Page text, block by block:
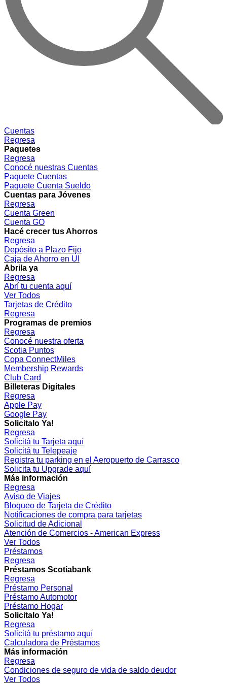
Cuentas
Regresa
Paquetes
Regresa
Conocé nuestras Cuentas
Paquete Cuentas
Paquete Cuenta Sueldo
Cuentas para Jóvenes
Regresa
Cuenta Green
Cuenta GO
Hacé crecer tus Ahorros
Regresa
Depósito a Plazo Fijo
Caja de Ahorro en UI
Abrila ya
Regresa
Abrí tu cuenta aquí
Ver Todos
Tarjetas de Crédito
Regresa
Programas de premios
Regresa
Conocé nuestra oferta
Scotia Puntos
Copa ConnectMiles
Membership Rewards
Club Card
Billeteras Digitales
Regresa
Apple Pay
Google Pay
Solicitalo Ya!
Regresa
Solicitá tu Tarjeta aquí
Solicitá tu Telepeaje
Registra tu parking en el Aeropuerto de Carrasco
Solicita tu Upgrade aquí
Más información
Regresa
Aviso de Viajes
Bloqueo de Tarjeta de Crédito
Notificaciones de compra para tarjetas
Solicitud de Adicional
Atención de Comercios - American Express
Ver Todos
Préstamos
Regresa
Préstamos Scotiabank
Regresa
Préstamo Personal
Préstamo Automotor
Préstamo Hogar
Solicitalo Ya!
Regresa
Solicitá tu préstamo aquí
Calculadora de Préstamos
Más información
Regresa
Condiciones de seguro de vida de saldo deudor
Ver Todos